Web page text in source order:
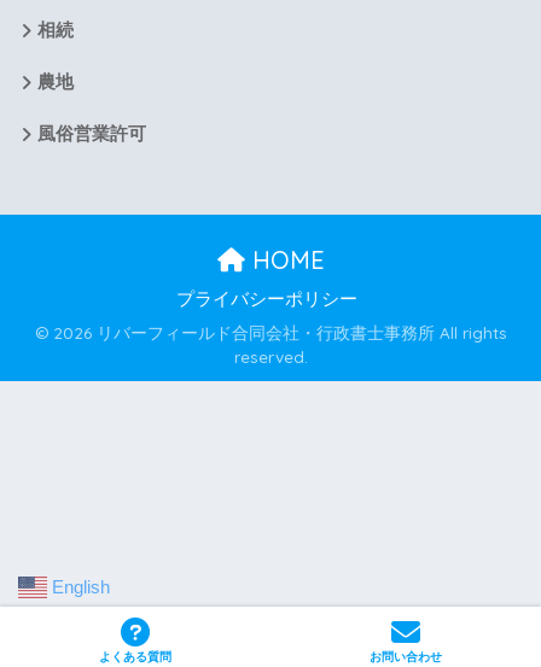
相続
農地
風俗営業許可
HOME
プライバシーポリシー
© 2026 リバーフィールド合同会社・行政書士事務所 All rights
reserved.
よくある質問 お問い合わせ
English